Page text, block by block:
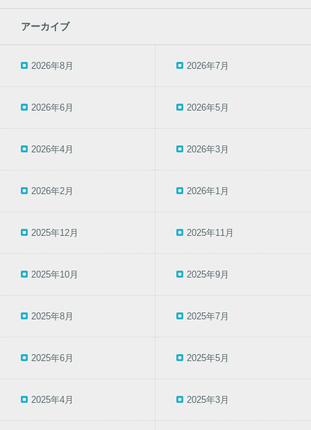
アーカイブ
2026年8月 2026年7月
2026年6月 2026年5月
2026年4月 2026年3月
2026年2月 2026年1月
2025年12月 2025年11月
2025年10月 2025年9月
2025年8月 2025年7月
2025年6月 2025年5月
2025年4月 2025年3月